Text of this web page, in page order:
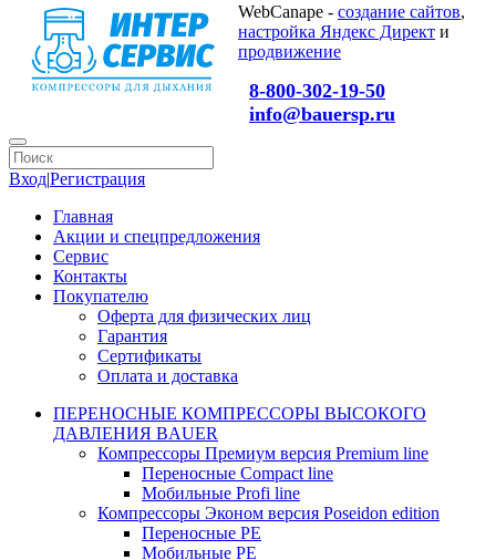
WebCanape - создание сайтов,
настройка Яндекс Директ и
продвижение
8-800-302-19-50
info@bauersp.ru
Вход|Регистрация
Главная
Акции и спецпредложения
Сервис
Контакты
Покупателю
Оферта для физических лиц
Гарантия
Сертификаты
Оплата и доставка
ПЕРЕНОСНЫЕ КОМПРЕССОРЫ ВЫСОКОГО
ДАВЛЕНИЯ BAUER
Компрессоры Премиум версия Premium line
Переносные Compact line
Мобильные Profi line
Компрессоры Эконом версия Poseidon edition
Переносные PE
Мобильные PE